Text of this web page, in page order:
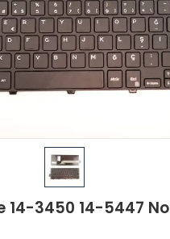
14-3450 14-5447